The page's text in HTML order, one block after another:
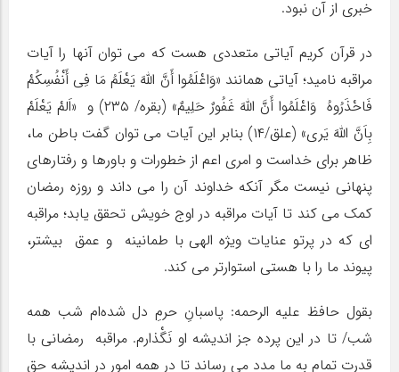
خبری از آن نبود.
در قرآن کریم آیاتی متعددی هست که می توان آنها را آیات
مراقبه نامید؛ آیاتی همانند «وَاعْلَمُوا أَنَّ اللَّهَ یَعْلَمُ مَا فِی أَنْفُسِکُمْ
فَاحْذَرُوهُ وَاعْلَمُوا أَنَّ اللَّهَ غَفُورٌ حَلِیمٌ» (بقره/ ۲۳۵) و «اَلمْ یَعْلَمْ
بِاَنَّ اللّهَ یَرى» (علق/۱۴) بنابر این آیات می توان گفت باطن ما،
ظاهر برای خداست و امری اعم از خطورات و باورها و رفتارهای
پنهانی نیست مگر آنکه خداوند آن را می داند و روزه رمضان
کمک می کند تا آیات مراقبه در اوج خویش تحقق یابد؛ مراقبه
ای که در پرتو عنایات ویژه الهی با طمانینه و عمق بیشتر،
پیوند ما را با هستی استوارتر می کند.
بقول حافظ علیه الرحمه: پاسبانِ حرمِ دل شده‌ام شب همه
شب/ تا در این پرده جز اندیشه او نَگْذارم. مراقبه رمضانی با
قدرت تمام به ما مدد می رساند تا در همه امور در اندیشه حق